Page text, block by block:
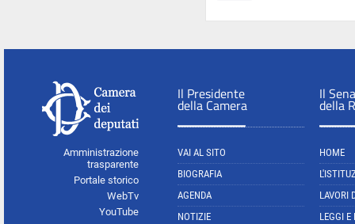
Amministrazione
trasparente
Portale storico
WebTv
YouTube
Il Presidente
della Camera
VAI AL SITO
BIOGRAFIA
AGENDA
NOTIZIE
Il
della
HOME
LAVORI
LEGGI E